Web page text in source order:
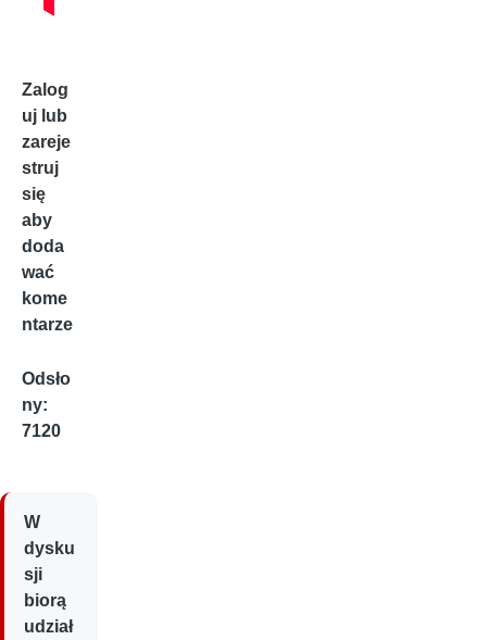
Zalog
uj lub
zareje
struj
się
aby
doda
wać
kome
ntarze
Odsło
ny:
7120
W
dysku
sji
biorą
udział